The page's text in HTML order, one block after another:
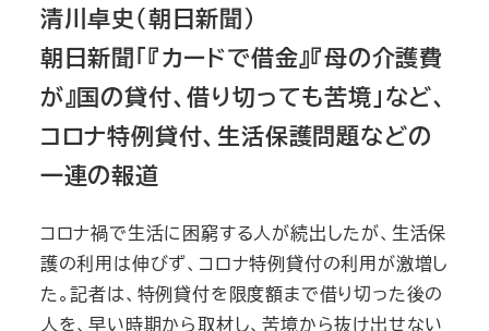
清川卓史（朝日新聞）
朝日新聞「『カードで借金』『母の介護費
が』国の貸付、借り切っても苦境」など、
コロナ特例貸付、生活保護問題などの
一連の報道
コロナ禍で生活に困窮する人が続出したが、生活保
護の利用は伸びず、コロナ特例貸付の利用が激増し
た。記者は、特例貸付を限度額まで借り切った後の
人を、早い時期から取材し、苦境から抜け出せない